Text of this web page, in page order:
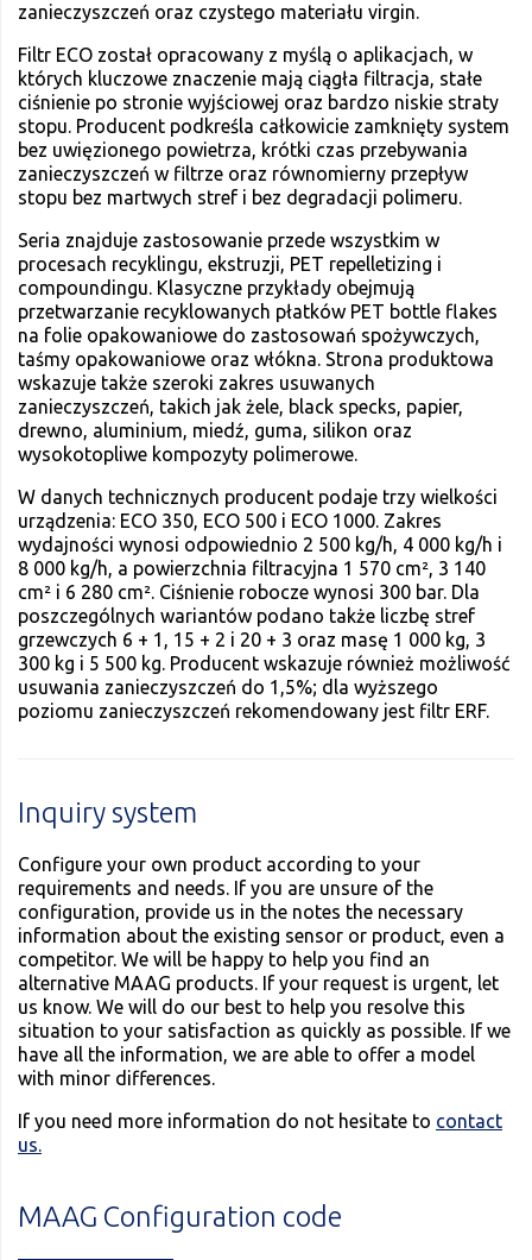
zanieczyszczeń oraz czystego materiału virgin.
Filtr ECO został opracowany z myślą o aplikacjach, w
których kluczowe znaczenie mają ciągła filtracja, stałe
ciśnienie po stronie wyjściowej oraz bardzo niskie straty
stopu. Producent podkreśla całkowicie zamknięty system
bez uwięzionego powietrza, krótki czas przebywania
zanieczyszczeń w filtrze oraz równomierny przepływ
stopu bez martwych stref i bez degradacji polimeru.
Seria znajduje zastosowanie przede wszystkim w
procesach recyklingu, ekstruzji, PET repelletizing i
compoundingu. Klasyczne przykłady obejmują
przetwarzanie recyklowanych płatków PET bottle flakes
na folie opakowaniowe do zastosowań spożywczych,
taśmy opakowaniowe oraz włókna. Strona produktowa
wskazuje także szeroki zakres usuwanych
zanieczyszczeń, takich jak żele, black specks, papier,
drewno, aluminium, miedź, guma, silikon oraz
wysokotopliwe kompozyty polimerowe.
W danych technicznych producent podaje trzy wielkości
urządzenia: ECO 350, ECO 500 i ECO 1000. Zakres
wydajności wynosi odpowiednio 2 500 kg/h, 4 000 kg/h i
8 000 kg/h, a powierzchnia filtracyjna 1 570 cm², 3 140
cm² i 6 280 cm². Ciśnienie robocze wynosi 300 bar. Dla
poszczególnych wariantów podano także liczbę stref
grzewczych 6 + 1, 15 + 2 i 20 + 3 oraz masę 1 000 kg, 3
300 kg i 5 500 kg. Producent wskazuje również możliwość
usuwania zanieczyszczeń do 1,5%; dla wyższego
poziomu zanieczyszczeń rekomendowany jest filtr ERF.
Inquiry system
Configure your own product according to your
requirements and needs. If you are unsure of the
configuration, provide us in the notes the necessary
information about the existing sensor or product, even a
competitor. We will be happy to help you find an
alternative MAAG products. If your request is urgent, let
us know. We will do our best to help you resolve this
situation to your satisfaction as quickly as possible. If we
have all the information, we are able to offer a model
with minor differences.
If you need more information do not hesitate to contact
us.
MAAG Configuration code